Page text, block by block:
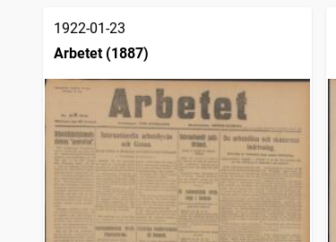
1922-01-23
Arbetet (1887)